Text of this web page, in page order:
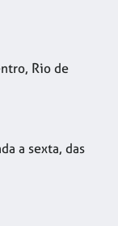
Rio de
a sexta, das